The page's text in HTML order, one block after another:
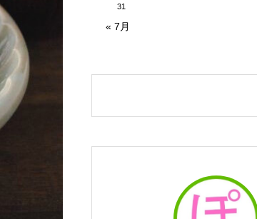
31
« 7月